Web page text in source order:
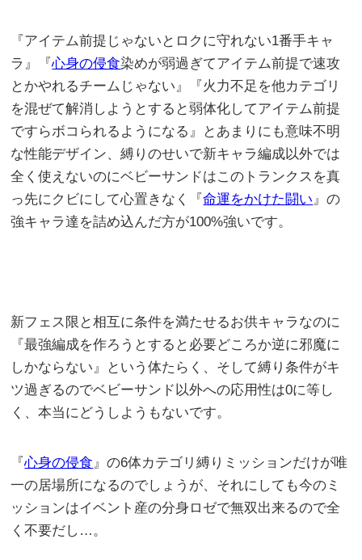
『アイテム前提じゃないとロクに守れない1番手キャ
ラ』『心身の侵食染めが弱過ぎてアイテム前提で速攻
とかやれるチームじゃない』『火力不足を他カテゴリ
を混ぜて解消しようとすると弱体化してアイテム前提
ですらボコられるようになる』とあまりにも意味不明
な性能デザイン、縛りのせいで新キャラ編成以外では
全く使えないのにベビーサンドはこのトランクスを真
っ先にクビにして心置きなく『命運をかけた闘い』の
強キャラ達を詰め込んだ方が100%強いです。
新フェス限と相互に条件を満たせるお供キャラなのに
『最強編成を作ろうとすると必要どころか逆に邪魔に
しかならない』という体たらく、そして縛り条件がキ
ツ過ぎるのでベビーサンド以外への応用性は0に等し
く、本当にどうしようもないです。
『心身の侵食』の6体カテゴリ縛りミッションだけが唯
一の居場所になるのでしょうが、それにしても今のミ
ッションはイベント産の分身ロゼで無双出来るので全
く不要だし…。